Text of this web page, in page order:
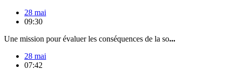
28 mai
09:30
Une mission pour évaluer les conséquences de la so...
28 mai
07:42